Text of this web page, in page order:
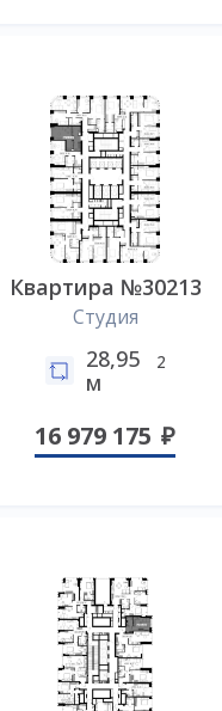
Квартира №30213
Студия
28,95
м
2
16 979 175